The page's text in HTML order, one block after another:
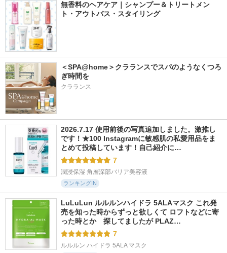
無香料のヘアケア｜シャンプー＆トリートメン
ト・アウトバス・スタイリング
＜SPA@home＞クラランスでスパのようなくつろ
ぎ時間を
クラランス
2026.7.17 使用前後の写真追加しました。激推し
です！★100 Instagramに敏感肌の私愛用品をま
とめて投稿しています！自己紹介に…
7
潤浸保湿 角層深部バリア美容液
ランキングIN
LuLuLun ルルルンハイドラ 5ALAマスク これ発
売を知った時からずっと欲しくて ロフトなどに寄
った時とか　探してましたが PLAZ…
7
ルルルン ハイドラ 5ALA マスク